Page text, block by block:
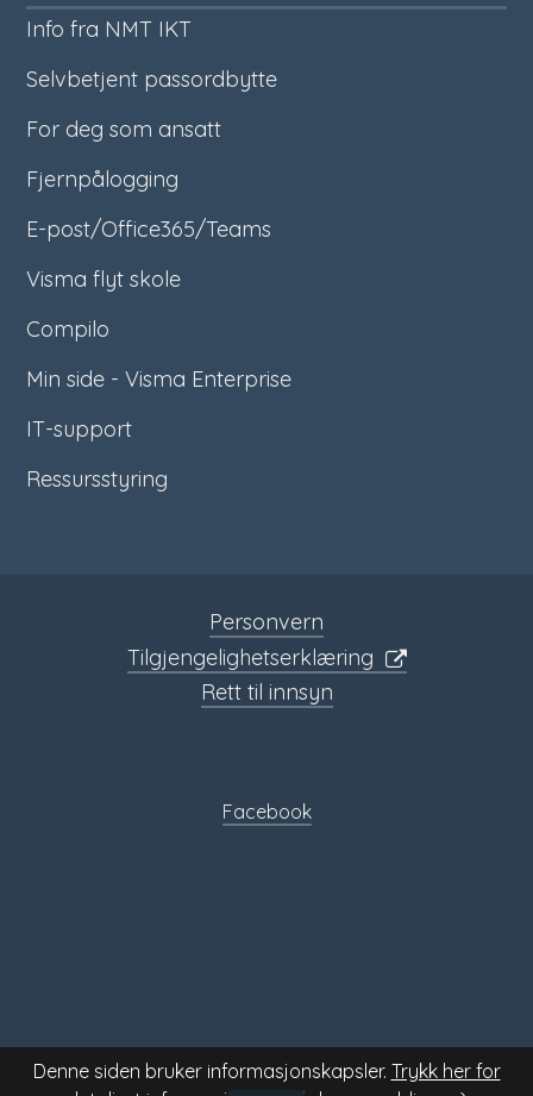
Info fra NMT IKT
Selvbetjent passordbytte
For deg som ansatt
Fjernpålogging
E-post/Office365/Teams
Visma flyt skole
Compilo
Min side - Visma Enterprise
IT-support
Ressursstyring
Personvern
Tilgjengelighetserklæring
Rett til innsyn
Facebook
Denne siden bruker informasjonskapsler. Trykk her for